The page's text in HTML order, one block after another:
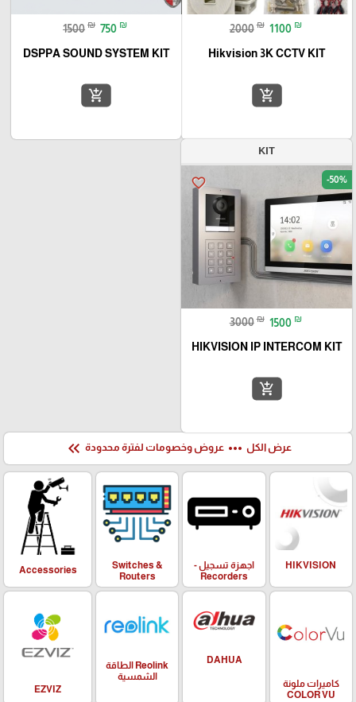
2000 ₪ 1100 ₪
Hikvision 3K CCTV KIT
add_shopping_cart
1500 ₪ 750 ₪
DSPPA SOUND SYSTEM KIT
add_shopping_cart
KIT
favorite_border -50%
3000 ₪ 1500 ₪
HIKVISION IP INTERCOM KIT
add_shopping_cart
عرض الكل more_horiz عروض وخصومات لفترة محدودة keyboard_double_arrow_left
HIKVISION
اجهزة تسجيل -
Recorders
Switches &
Routers
Accessories
كاميرات ملونة
COLOR VU
DAHUA
Reolink الطاقة
الشمسية
EZVIZ